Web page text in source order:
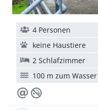
4 Personen
keine Haustiere
2 Schlafzimmer
100 m zum Wasser